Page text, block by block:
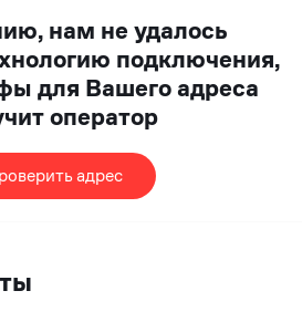
нам не удалось
подключения,
для Вашего адреса
оператор
адрес